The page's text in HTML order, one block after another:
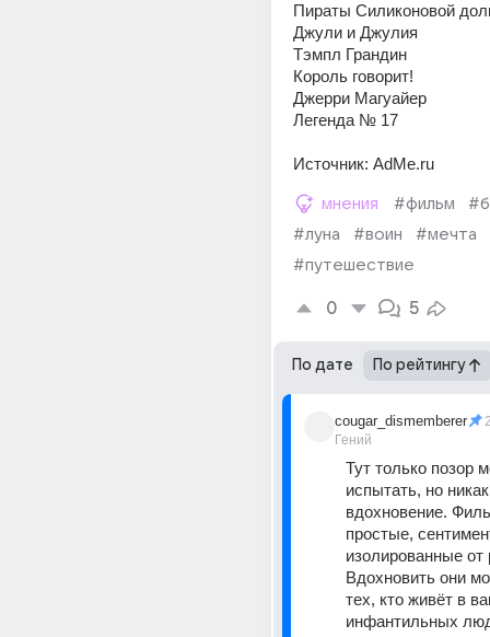
Пираты Силиконовой
Джули и Джулия
Тэмпл Грандин
Король говорит!
Джерри Магуайер
Легенда № 17
Источник: AdMe.ru
мнения #фильм
#луна
#воин
#мечта
#путешествие
0 5
По дате По рейтингу
cougar_dismemberer
Гений
Тут только позор
испытать, но
вдохновение.
простые,
изолированные от
Вдохновить они
тех, кто живёт в
инфантильных